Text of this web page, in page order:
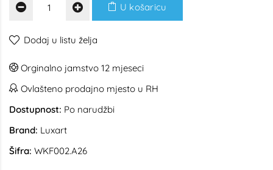
U košaricu
Dodaj u listu želja
Orginalno jamstvo 12 mjeseci
Ovlašteno prodajno mjesto u RH
Dostupnost: Po narudžbi
Brand: Luxart
Šifra: WKF002.A26